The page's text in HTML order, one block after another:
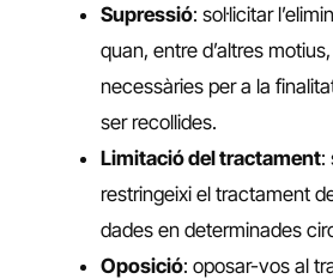
Supressió: sol·licitar
quan, entre d’altres
necessàries per a la
ser recollides.
Limitació del tractament:
restringeixi el tractament
dades en determinades
Oposició: oposar-vos al